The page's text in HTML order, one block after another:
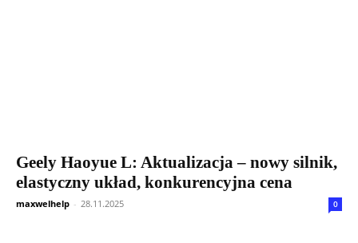
Geely Haoyue L: Aktualizacja – nowy silnik,
elastyczny układ, konkurencyjna cena
maxwelhelp - 28.11.2025 0